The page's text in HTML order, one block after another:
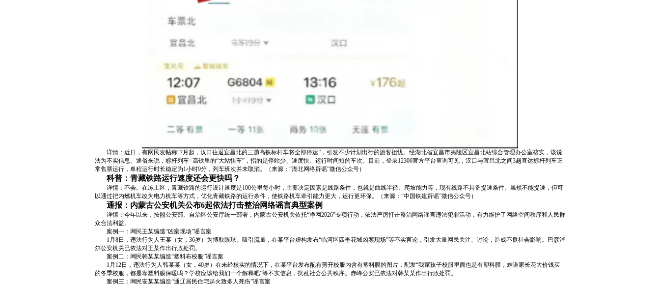
详情：近日，有网民发帖称“7月起，汉口往返宜昌北的三趟高铁标杆车将全部停运”，引发不少计划出行的旅客担忧。经湖北省宜昌市夷陵区宜昌北站综合管理办公室核实，该说
法为不实信息。通俗来说，标杆列车=高铁里的“大站快车”，指的是停站少、速度快、运行时间短的车次。目前，登录12306官方平台查询可见，汉口与宜昌北之间3趟直达标杆列车正
常售票运行，单程运行时长稳定为1小时9分，列车班次并未取消。（来源：“湖北网络辟谣”微信公众号）
科普：青藏铁路运行速度还会更快吗？
详情：不会。在冻土区，青藏铁路的运行设计速度是100公里每小时，主要决定因素是线路条件，也就是曲线半径、爬坡能力等，现有线路不具备提速条件。虽然不能提速，但可
以通过把内燃机车改为电力机车等方式，优化青藏铁路的运行条件，使铁路机车牵引能力更大，运行更环保。（来源：“中国铁建辟谣”微信公众号）
通报：内蒙古公安机关公布6起依法打击整治网络谣言典型案例
详情：今年以来，按照公安部、自治区公安厅统一部署，内蒙古公安机关依托“净网2026”专项行动，依法严厉打击整治网络谣言违法犯罪活动，有力维护了网络空间秩序和人民群
众合法利益。
案例一：网民王某编造“凶案现场”谣言案
1月8日，违法行为人王某（女，36岁）为博取眼球、吸引流量，在某平台虚构发布“临河区四季花城凶案现场”等不实言论，引发大量网民关注、讨论，造成不良社会影响。巴彦淖
尔公安机关已依法对王某作出行政处罚。
案例二：网民韩某某编造“塑料布校服”谣言案
1月12日，违法行为人韩某某（女，40岁）在未经核实的情况下，在某平台发布配有剪开校服内含有塑料膜的图片，配发“我家孩子校服里面也是有塑料膜，难道家长花大价钱买
的冬季校服，都是靠塑料膜保暖吗？学校应该给我们一个解释吧”等不实信息，扰乱社会公共秩序。赤峰公安已依法对韩某某作出行政处罚。
案例三：网民安某某编造“通辽居民住宅起火致多人死伤”谣言案